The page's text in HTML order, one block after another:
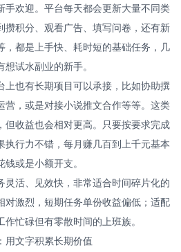
手欢迎。平台每天都会更新大量不同类
攒积分、观看广告、填写问卷，还有新
，都是上手快、耗时短的基础任务，几
试水副业的新手。
上也有长期项目可以承接，比如协助撰
营，或是对接小说推文合作等等。这类
但收益也会相对更高。只要按要求完成
执行力不错，每月赚几百到上千元基本
或是小额开支。
灵活、见效快，非常适合时间碎片化的
对激烈，短期任务单份收益偏低；适配
忙碌但有零散时间的上班族。
用文字积累长期价值